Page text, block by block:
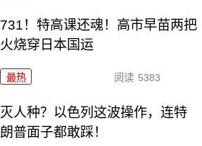
731！特高课还魂！高市早苗两把
火烧穿日本国运
最热 阅读 5383
灭人种？以色列这波操作，连特
朗普面子都敢踩！